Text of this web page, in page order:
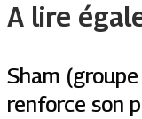
A lire
Sham
renforce son